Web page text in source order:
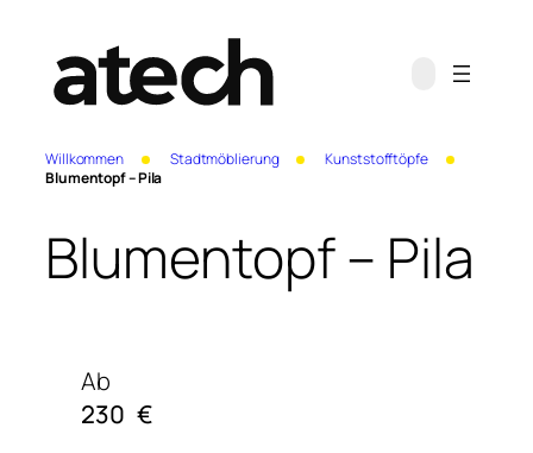
Willkommen Stadtmöblierung
Kunststofftöpfe
Blumentopf – Pila
Blumentopf – Pila
Ab
230 €